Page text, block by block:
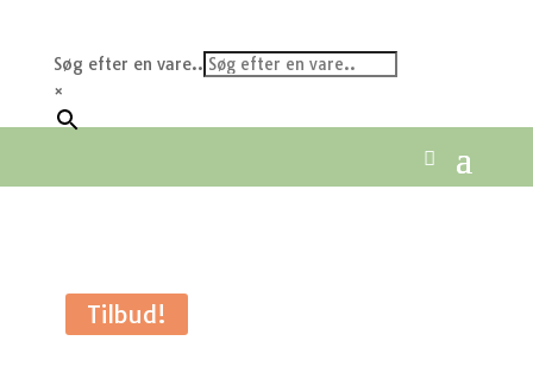
Søg efter en vare..
×
Tilbud!